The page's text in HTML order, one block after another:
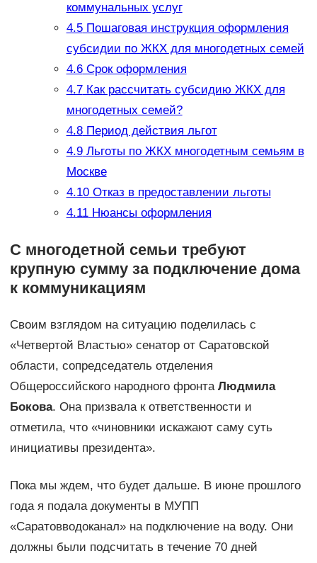
коммунальных услуг
4.5Пошаговая инструкция оформления
субсидии по ЖКХ для многодетных семей
4.6Срок оформления
4.7Как рассчитать субсидию ЖКХ для
многодетных семей?
4.8Период действия льгот
4.9Льготы по ЖКХ многодетным семьям в
Москве
4.10Отказ в предоставлении льготы
4.11Нюансы оформления
С многодетной семьи требуют
крупную сумму за подключение дома
к коммуникациям
Своим взглядом на ситуацию поделилась с
«Четвертой Властью» сенатор от Саратовской
области, сопредседатель отделения
Общероссийского народного фронта Людмила
Бокова. Она призвала к ответственности и
отметила, что «чиновники искажают саму суть
инициативы президента».
Пока мы ждем, что будет дальше. В июне прошлого
года я подала документы в МУПП
«Саратовводоканал» на подключение на воду. Они
должны были подсчитать в течение 70 дней